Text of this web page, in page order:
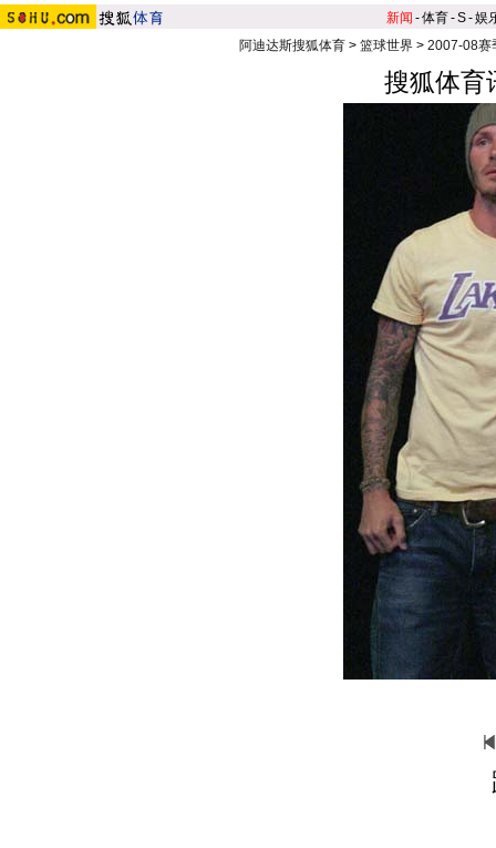
新闻 -体育-S-娱
阿迪达斯搜狐体育> 篮球世界> 2007-08赛
搜狐体